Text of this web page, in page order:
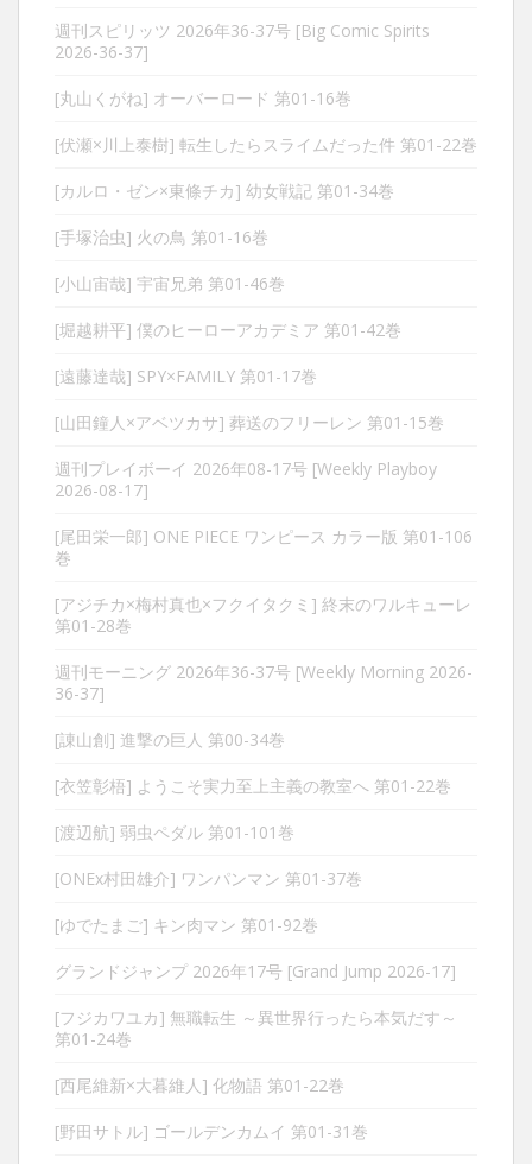
週刊スピリッツ 2026年36-37号 [Big Comic Spirits
2026-36-37]
[丸山くがね] オーバーロード 第01-16巻
[伏瀬×川上泰樹] 転生したらスライムだった件 第01-22巻
[カルロ・ゼン×東條チカ] 幼女戦記 第01-34巻
[手塚治虫] 火の鳥 第01-16巻
[小山宙哉] 宇宙兄弟 第01-46巻
[堀越耕平] 僕のヒーローアカデミア 第01-42巻
[遠藤達哉] SPY×FAMILY 第01-17巻
[山田鐘人×アベツカサ] 葬送のフリーレン 第01-15巻
週刊プレイボーイ 2026年08-17号 [Weekly Playboy
2026-08-17]
[尾田栄一郎] ONE PIECE ワンピース カラー版 第01-106
巻
[アジチカ×梅村真也×フクイタクミ] 終末のワルキューレ
第01-28巻
週刊モーニング 2026年36-37号 [Weekly Morning 2026-
36-37]
[諌山創] 進撃の巨人 第00-34巻
[衣笠彰梧] ようこそ実力至上主義の教室へ 第01-22巻
[渡辺航] 弱虫ペダル 第01-101巻
[ONEx村田雄介] ワンパンマン 第01-37巻
[ゆでたまご] キン肉マン 第01-92巻
グランドジャンプ 2026年17号 [Grand Jump 2026-17]
[フジカワユカ] 無職転生 ～異世界行ったら本気だす～
第01-24巻
[西尾維新×大暮維人] 化物語 第01-22巻
[野田サトル] ゴールデンカムイ 第01-31巻